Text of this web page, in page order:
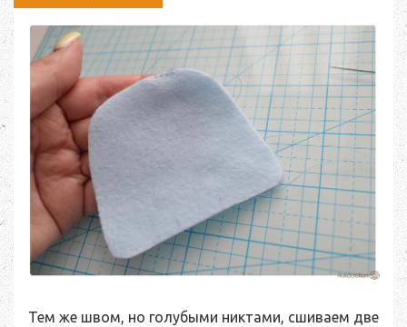
Тем же швом, но голубыми никтами, сшиваем две